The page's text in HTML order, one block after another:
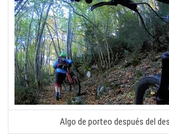
Algo de porteo después del